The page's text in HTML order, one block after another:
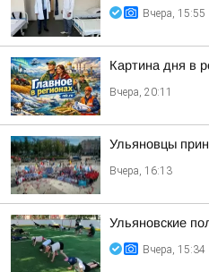
Вчера, 15:55
Картина дня в
Вчера, 20:11
Ульяновцы
Вчера, 16:13
Ульяновские
Вчера, 15:34